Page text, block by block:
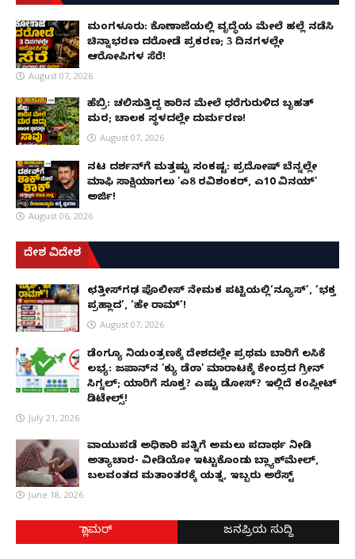
ಮಂಗಳೂರು: ಕೊಣಾಜೆಯಲ್ಲಿ ವೃದ್ಧೆಯ ಮೇಲೆ ಹಲ್ಲೆ ನಡೆಸಿ
ಚಿನ್ನಾಭರಣ ದರೋಡೆ ಪ್ರಕರಣ; 3 ದಿನಗಳಲ್ಲೇ
ಆರೋಪಿಗಳ ಸೆರೆ!
August 07, 2026
ಹೆಬ್ರಿ: ಚಲಿಸುತ್ತಿದ್ದ ಕಾರಿನ ಮೇಲೆ ಧರೆಗುರುಳಿದ ಬೃಹತ್
ಮರ; ಚಾಲಕ ಸ್ಥಳದಲ್ಲೇ ದುರ್ಮರಣ!
August 07, 2026
ನಟ ದರ್ಶನ್‌ಗೆ ಮತ್ತಷ್ಟು ಸಂಕಷ್ಟ: ಪ್ರದೋಷ್ ಬೆನ್ನಲ್ಲೇ
ಮಾಫಿ ಸಾಕ್ಷಿಯಾಗಲು 'ಎ8 ರವಿಶಂಕರ್, ಎ10 ವಿನಯ್'
ಅರ್ಜಿ!
August 06, 2026
ದೇಶ ವಿದೇಶ
ಛತ್ತೀಸ್‌ಗಢ ಪೊಲೀಸ್ ನೇಮಕ ಪಟ್ಟಿಯಲ್ಲಿ‘ನ್ಯೂಸ್’, ‘ಭಕ್ತ
ಪ್ರಹ್ಲಾದ’, ‘ಹೇ ರಾಮ್’!
August 07, 2026
ಡೆಂಗ್ಯೂ ನಿಯಂತ್ರಣಕ್ಕೆ ದೇಶದಲ್ಲೇ ಪ್ರಥಮ ಬಾರಿಗೆ ಲಸಿಕೆ
ಲಭ್ಯ: ಜಪಾನ್‌ನ 'ಕ್ಯು ಡೆಂಗಾ' ಮಾರಾಟಕ್ಕೆ ಕೇಂದ್ರದ ಗ್ರೀನ್
ಸಿಗ್ನಲ್; ಯಾರಿಗೆ ಸೂಕ್ತ? ಎಷ್ಟು ಡೋಸ್? ಇಲ್ಲಿದೆ ಕಂಪ್ಲೀಟ್
ಡಿಟೇಲ್ಸ್!
July 21, 2026
ವಾಯುಪಡೆ ಅಧಿಕಾರಿ ಪತ್ನಿಗೆ ಅಮಲು ಪದಾರ್ಥ ನೀಡಿ
ಅತ್ಯಾಚಾರ- ವೀಡಿಯೋ ಇಟ್ಟುಕೊಂಡು ಬ್ಲ್ಯಾಕ್‌ಮೇಲ್,
ಬಲವಂತದ ಮತಾಂತರಕ್ಕೆ ಯತ್ನ, ಇಬ್ಬರು ಅರೆಸ್ಟ್
June 18, 2026
ಗ್ಲಾಮರ್ ಜನಪ್ರಿಯ ಸುದ್ದಿ